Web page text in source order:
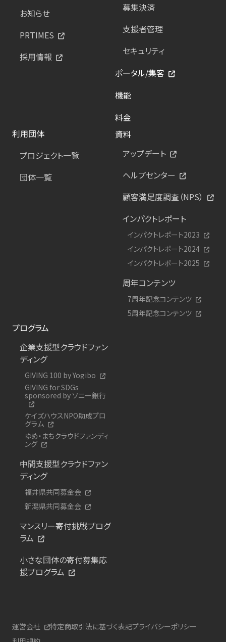
お知らせ
PRTIMES
採用情報
募集決済
支援者管理
セキュリティ
ポータル/集客
機能
料金
利用団体
プロジェクト一覧
団体一覧
資料
アップデート
ヘルプセンター
顧客満足度調査（NPS）
インパクトレポート
インパクトレポート2023
インパクトレポート2024
インパクトレポート2025
周年コンテンツ
7周年記念コンテンツ
5周年記念コンテンツ
プログラム
企業支援型クラウドファン
ディング
GIVING 100 by Yogibo
GIVING for SDGs
sponsored by ソニー銀行
ケイズハウスNPO助成プロ
グラム
ゆめ・まちクラウドファンディ
ング
中間支援型クラウドファン
ディング
福井県共同募金会
新潟県共同募金会
マンスリー寄付挑戦プログ
ラム
小さな団体の寄付募集応
援プログラム
運営会社 特定商取引法に基づく表記プライバシーポリシー